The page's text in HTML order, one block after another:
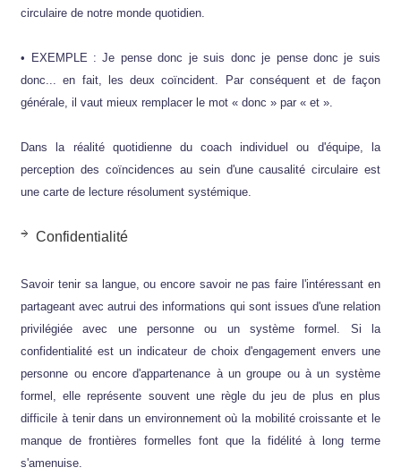
circulaire de notre monde quotidien.
• EXEMPLE : Je pense donc je suis donc je pense donc je suis
donc... en fait, les deux coïncident. Par conséquent et de façon
générale, il vaut mieux remplacer le mot « donc » par « et ».
Dans la réalité quotidienne du coach individuel ou d'équipe, la
perception des coïncidences au sein d'une causalité circulaire est
une carte de lecture résolument systémique.
Confidentialité
Savoir tenir sa langue, ou encore savoir ne pas faire l'intéressant en
partageant avec autrui des informations qui sont issues d'une relation
privilégiée avec une personne ou un système formel. Si la
confidentialité est un indicateur de choix d'engagement envers une
personne ou encore d'appartenance à un groupe ou à un système
formel, elle représente souvent une règle du jeu de plus en plus
difficile à tenir dans un environnement où la mobilité croissante et le
manque de frontières formelles font que la fidélité à long terme
s'amenuise.